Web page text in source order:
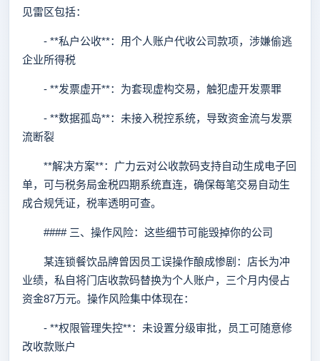
见雷区包括：
- **私户公收**：用个人账户代收公司款项，涉嫌偷逃
企业所得税
- **发票虚开**：为套现虚构交易，触犯虚开发票罪
- **数据孤岛**：未接入税控系统，导致资金流与发票
流断裂
**解决方案**：广力云对公收款码支持自动生成电子回
单，可与税务局金税四期系统直连，确保每笔交易自动生
成合规凭证，税率透明可查。
#### 三、操作风险：这些细节可能毁掉你的公司
某连锁餐饮品牌曾因员工误操作酿成惨剧：店长为冲
业绩，私自将门店收款码替换为个人账户，三个月内侵占
资金87万元。操作风险集中体现在：
- **权限管理失控**：未设置分级审批，员工可随意修
改收款账户